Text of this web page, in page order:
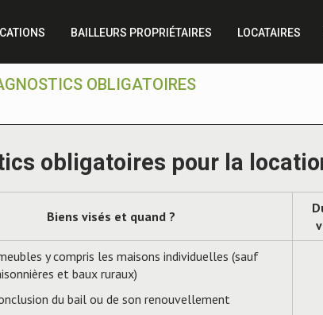
BAILLEURS PROPRIÉTAIRES LOCATAIRES
OBLIGATOIRES
obligatoires pour la
Biens visés et quand ?
y compris les maisons individuelles (sauf
et baux ruraux)
du bail ou de son renouvellement